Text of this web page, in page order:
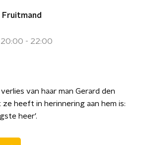
Fruitmand
- 22:00
van haar man Gerard den
heeft in herinnering aan hem is:
heer'.